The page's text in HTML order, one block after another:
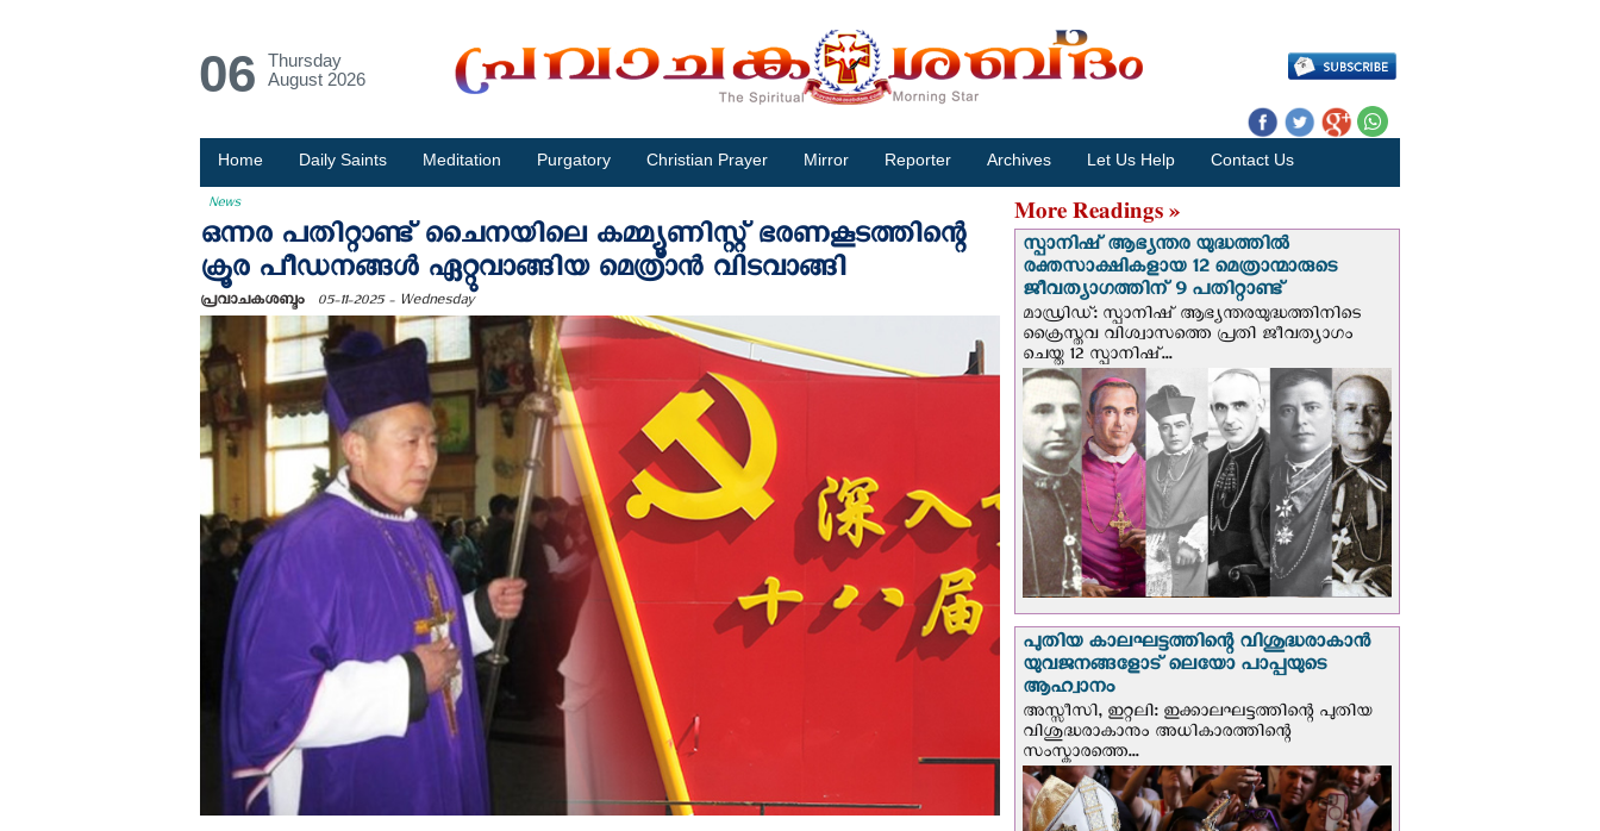
06
Thursday
August 2026
Home Daily Saints Meditation Purgatory Christian Prayer Mirror Reporter Archives Let Us Help Contact Us
News
ഒന്നര പതിറ്റാണ്ട് ചൈനയിലെ കമ്മ്യൂണിസ്റ്റ് ഭരണകൂടത്തിന്റെ
ക്രൂര പീഡനങ്ങള്‍ ഏറ്റുവാങ്ങിയ മെത്രാന്‍ വിടവാങ്ങി
പ്രവാചകശബ്ദം 05-11-2025 - Wednesday
More Readings »
സ്പാനിഷ് ആഭ്യന്തര യുദ്ധത്തില്‍
രക്തസാക്ഷികളായ 12 മെത്രാന്മാരുടെ
ജീവത്യാഗത്തിന് 9 പതിറ്റാണ്ട്
മാഡ്രിഡ്: സ്പാനിഷ് ആഭ്യന്തരയുദ്ധത്തിനിടെ
ക്രൈസ്തവ വിശ്വാസത്തെ പ്രതി ജീവത്യാഗം
ചെയ്ത 12 സ്പാനിഷ്...
പുതിയ കാലഘട്ടത്തിന്റെ വിശുദ്ധരാകാന്‍
യുവജനങ്ങളോട് ലെയോ പാപ്പയുടെ
ആഹ്വാനം
അസ്സീസി, ഇറ്റലി: ഇക്കാലഘട്ടത്തിന്റെ പുതിയ
വിശുദ്ധരാകാനും അധികാരത്തിന്റെ
സംസ്കാരത്തെ...